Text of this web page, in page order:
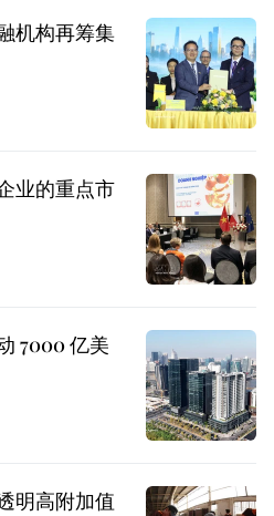
机构再筹集
业的重点市
7000 亿美
明高附加值